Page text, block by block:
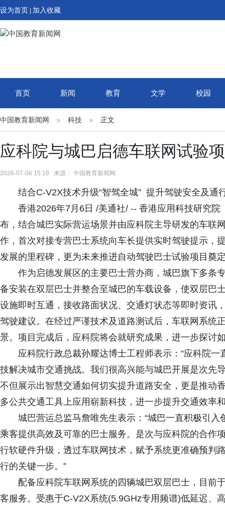
设为首页 加入收藏
首页 新闻 教育 文学 校园
中国教育新闻网 科技 正文
应科院与城巴启德车联网试验
2026-07-06 15:18 来源： 中国教育新闻网
结合C-V2X技术升级“智驾全城” 提升驾驶安全及通
香港2026年7月6日 /美通社/ -- 香港应用科技研究
布，结合城巴实际营运场景并由应科院主导研发的车联
作，首次对接专营巴士系统向车长提供实时驾驶提示，
发展的里程碑，更为未来推进自动驾驶巴士试验项目奠
作为启德发展区的主要巴士营办商，城巴旗下多条
备安装在双层巴士并整合至城巴的车载设备，使双层巴
设施即时互通，接收路面状况、交通灯状态等即时资讯
驾驶建议。在经过严谨技术及道路测试后，车联网系统
景。项目完成后，应科院将会就研究成果，进一步探讨
应科院行政总裁孙耀达博士工程师表示：“应科院
技解决城市交通挑战。我们很高兴能与城巴开展是次先
不但展示出智慧交通如何切实提升道路安全，更是推动
多公共交通工具上应用崭新科技，进一步提升交通效率
城巴营运总监马詹唯先生表示：“城巴一直积极引
乘客提供高效及可靠的巴士服务。是次与应科院的合作
行软硬件升级，透过车联网技术，赋予系统更准确预判
行的关键一步。”
配备应科院车联网系统的四辆城巴双层巴士，目前
客服务。受惠于C-V2X系统(5.9GHz专用频谱)低延迟、